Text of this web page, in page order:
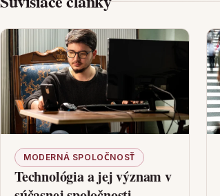
MODERNÁ SPOLOČNOSŤ
Technológia a jej význam v